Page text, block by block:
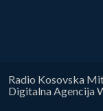
Radio Kosovska
Digitalna Agencija